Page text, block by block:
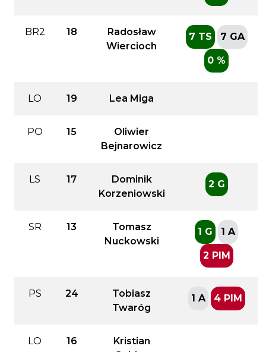
BR2 18
Radosław
Wiercioch
7 TS 7 GA
0 %
LO 19 Lea Miga
PO 15
Oliwier
Bejnarowicz
LS 17
Dominik
Korzeniowski
2 G
SR 13
Tomasz
Nuckowski
1 G 1 A
2 PIM
PS 24
Tobiasz
Twaróg
1 A 4 PIM
LO 16
Kristian